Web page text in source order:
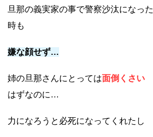
旦那の義実家の事で警察沙汰になった
時も
嫌な顔せず…
姉の旦那さんにとっては面倒くさい
はずなのに…
力になろうと必死になってくれたし